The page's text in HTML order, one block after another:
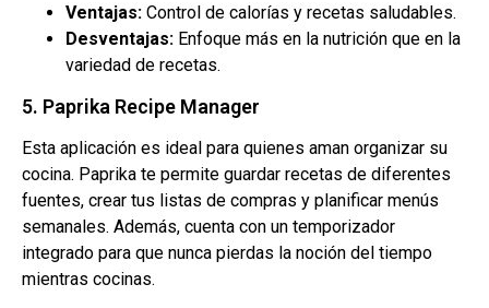
Ventajas: Control de calorías y recetas saludables.
Desventajas: Enfoque más en la nutrición que en la
variedad de recetas.
5. Paprika Recipe Manager
Esta aplicación es ideal para quienes aman organizar su
cocina. Paprika te permite guardar recetas de diferentes
fuentes, crear tus listas de compras y planificar menús
semanales. Además, cuenta con un temporizador
integrado para que nunca pierdas la noción del tiempo
mientras cocinas.